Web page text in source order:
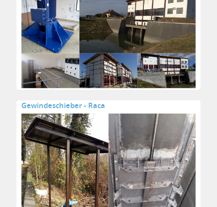
Gewindeschieber - Raca